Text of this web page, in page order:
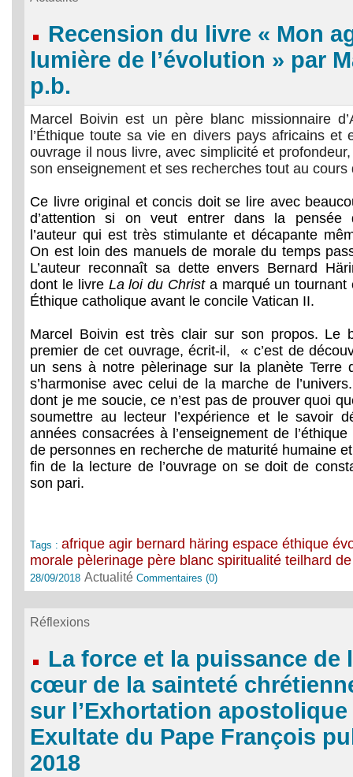
Recension du livre « Mon
lumière de l’évolution » par
p.b.
Marcel Boivin est un père blanc missionnaire
l’Éthique toute sa vie en divers pays africains et
ouvrage il nous livre, avec simplicité et
son enseignement et ses recherches tout au cours
Ce livre original et concis doit se lire avec
d’attention si on veut entrer dans la pensée
l’auteur qui est très stimulante et décapante
On est loin des manuels de morale du temps
L’auteur reconnaît sa dette envers Bernard
dont le livre La loi du Christ a marqué un tournant
Éthique catholique avant le concile Vatican II.
Marcel Boivin est très clair sur son propos. Le
premier de cet ouvrage, écrit-il, « c’est de
un sens à notre pèlerinage sur la planète Terre
s’harmonise avec celui de la marche de
dont je me soucie, ce n’est pas de prouver quoi
soumettre au lecteur l’expérience et le savoir
années consacrées à l’enseignement de
de personnes en recherche de maturité humaine
fin de la lecture de l’ouvrage on se doit de
son pari.
Tags :afrique agir bernard häring espace éthique
morale pèlerinage père blanc spiritualité teilhard
28/09/2018 ActualitéCommentaires (0)
Réflexions
La force et la puissance de
cœur de la sainteté
sur l’Exhortation apostolique
Exultate du Pape François
2018